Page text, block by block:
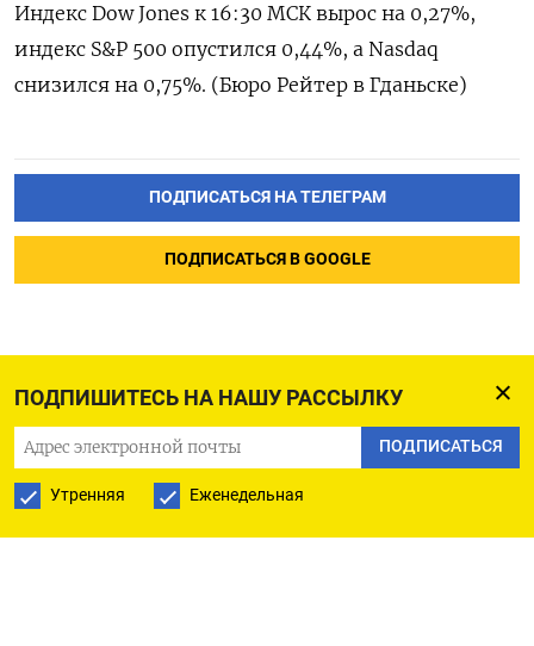
ПОДПИШИТЕСЬ НА НАШУ РАССЫЛКУ
ПОДПИСАТЬСЯ
Утренняя Еженедельная
Индекс Dow Jones к 16:30 МСК вырос на 0,27%,
индекс S&P 500 опустился 0,44%, а Nasdaq
снизился на 0,75%. (Бюро Рейтер в Гданьске)
ПОДПИСАТЬСЯ НА ТЕЛЕГРАМ
ПОДПИСАТЬСЯ В GOOGLE